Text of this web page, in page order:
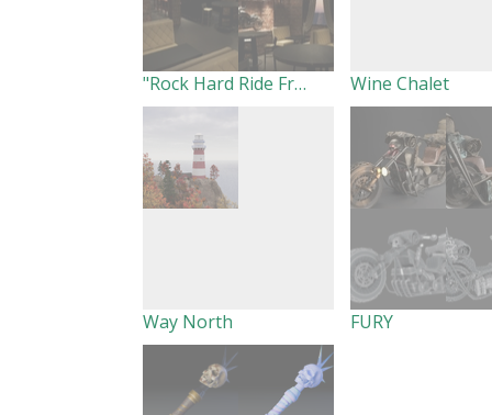
"Rock Hard Ride Free" Pub Wine Chalet
Way North FURY